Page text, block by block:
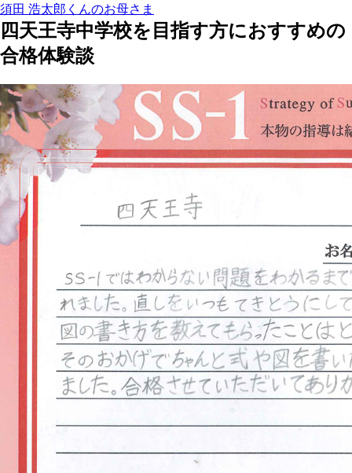
須田 浩太郎くんのお母さま
四天王寺中学校を目指す方におすすめの
合格体験談